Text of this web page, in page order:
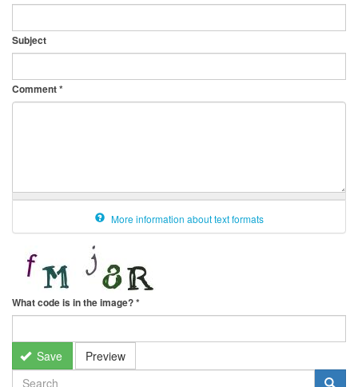
Subject
Comment*
More information about text formats
What code is in the image?*
Save Preview
SEARCH